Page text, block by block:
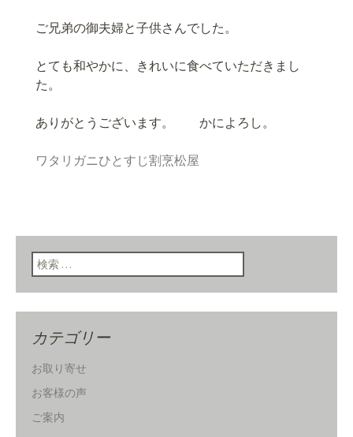
ご兄弟の御夫婦と子供さんでした。
とても和やかに、きれいに食べていただきまし
た。
ありがとうございます。 かによろし。
ワタリガニひとすじ割烹松屋
検索:
カテゴリー
お取り寄せ
お客様の声
ご案内